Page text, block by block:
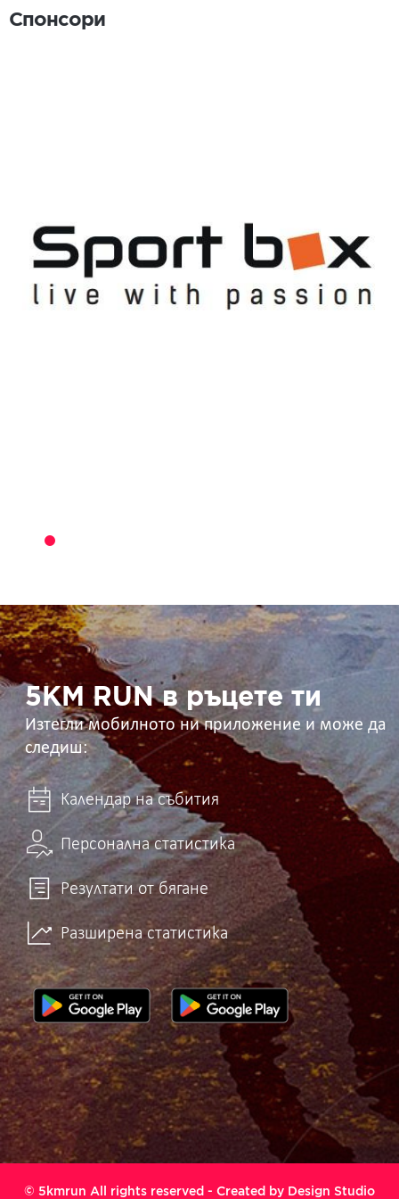
Спонсори
5KM
RUN
в
ръцете
ти 5KM RUN в ръцете ти
Изтегли мобилното ни приложение и може да
следиш:
Календар на събития
Персонална статистика
Резултати от бягане
Разширена статистика
© 5kmrun All rights reserved - Created by Design Studio